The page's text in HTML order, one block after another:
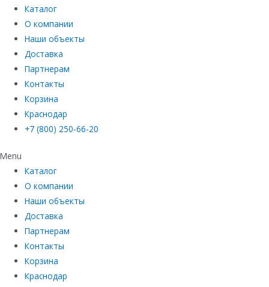
Каталог
О компании
Наши объекты
Доставка
Партнерам
Контакты
Корзина
Краснодар
+7 (800) 250-66-20
Menu
Каталог
О компании
Наши объекты
Доставка
Партнерам
Контакты
Корзина
Краснодар